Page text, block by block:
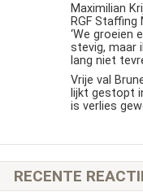
Maximilian
RGF Staffing
‘We groeien
stevig, maar
lang niet
Vrije val
lijkt gestopt
is verlies
RECENTE